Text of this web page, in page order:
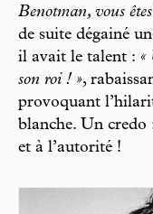
Benotman, vous
de suite dégainé
il avait le talent : «
son roi ! »,
provoquant
blanche. Un
et à l’autorité !